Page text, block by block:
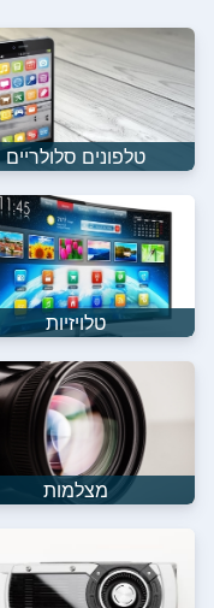
טלפונים סלולריים
טלויזיות
מצלמות